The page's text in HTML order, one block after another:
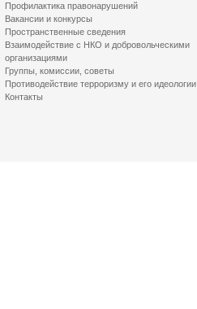
Профилактика правонарушений
Вакансии и конкурсы
Пространственные сведения
Взаимодействие с НКО и добровольческими
организациями
Группы, комиссии, советы
Противодействие терроризму и его идеологии
Контакты